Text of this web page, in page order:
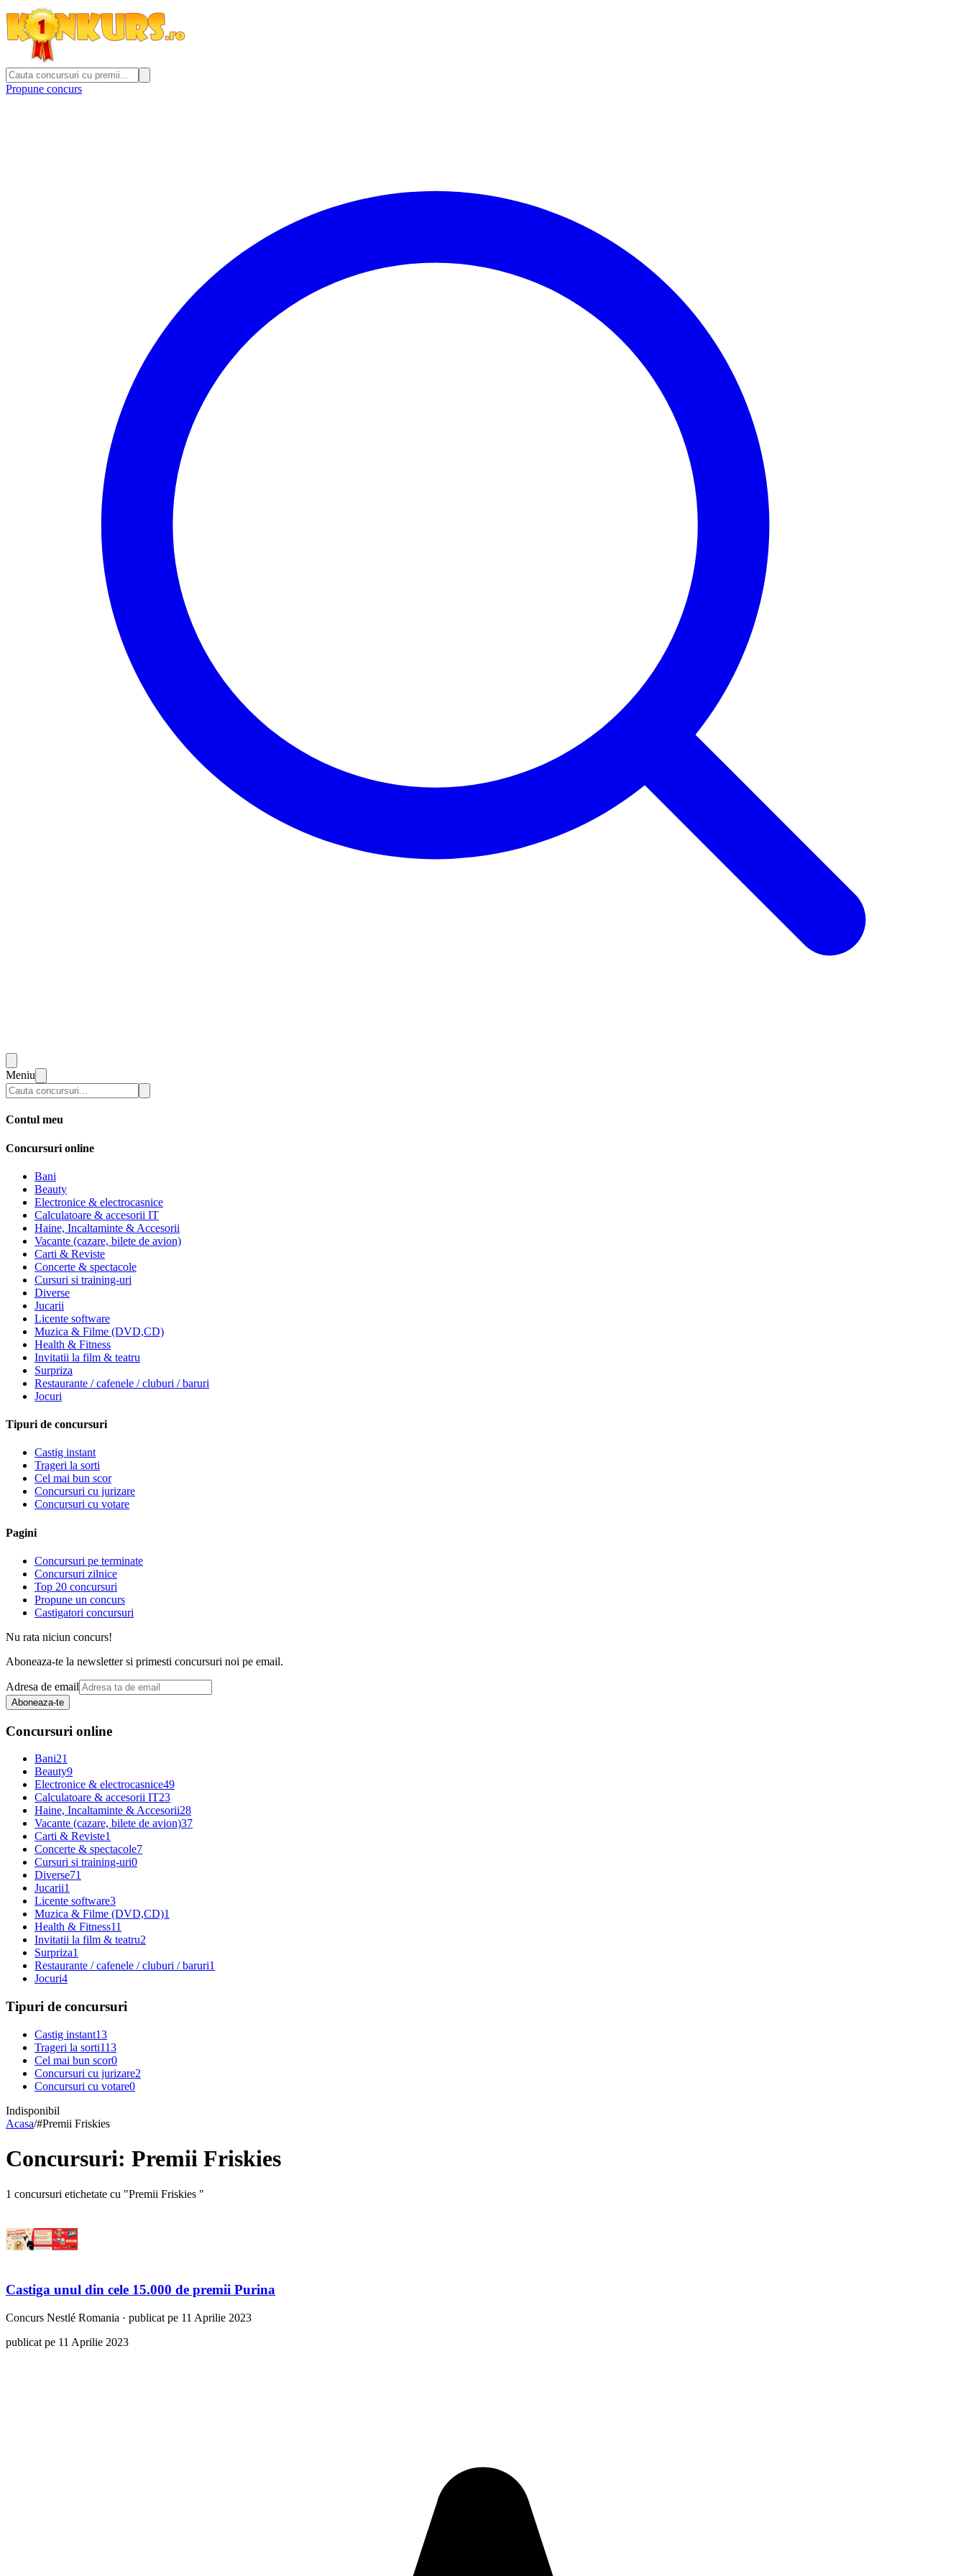
Propune concurs
Meniu
Contul meu
Concursuri online
Bani
Beauty
Electronice & electrocasnice
Calculatoare & accesorii IT
Haine, Incaltaminte & Accesorii
Vacante (cazare, bilete de avion)
Carti & Reviste
Concerte & spectacole
Cursuri si training-uri
Diverse
Jucarii
Licente software
Muzica & Filme (DVD,CD)
Health & Fitness
Invitatii la film & teatru
Surpriza
Restaurante / cafenele / cluburi / baruri
Jocuri
Tipuri de concursuri
Castig instant
Trageri la sorti
Cel mai bun scor
Concursuri cu jurizare
Concursuri cu votare
Pagini
Concursuri pe terminate
Concursuri zilnice
Top 20 concursuri
Propune un concurs
Castigatori concursuri
Nu rata niciun concurs!
Aboneaza-te la newsletter si primesti concursuri noi pe email.
Adresa de email
Aboneaza-te
Concursuri online
Bani21
Beauty9
Electronice & electrocasnice49
Calculatoare & accesorii IT23
Haine, Incaltaminte & Accesorii28
Vacante (cazare, bilete de avion)37
Carti & Reviste1
Concerte & spectacole7
Cursuri si training-uri0
Diverse71
Jucarii1
Licente software3
Muzica & Filme (DVD,CD)1
Health & Fitness11
Invitatii la film & teatru2
Surpriza1
Restaurante / cafenele / cluburi / baruri1
Jocuri4
Tipuri de concursuri
Castig instant13
Trageri la sorti113
Cel mai bun scor0
Concursuri cu jurizare2
Concursuri cu votare0
Indisponibil
Acasa/#Premii Friskies
Concursuri: Premii Friskies
1 concursuri etichetate cu "Premii Friskies "
Castiga unul din cele 15.000 de premii Purina
Concurs Nestlé Romania · publicat pe 11 Aprilie 2023
publicat pe 11 Aprilie 2023